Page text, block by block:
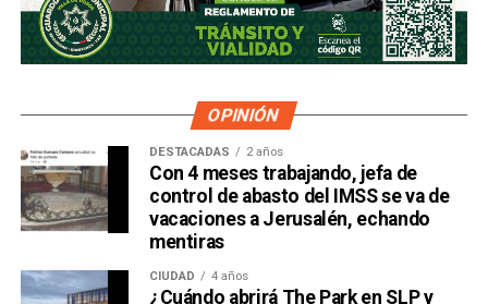
OPINIÓN
DESTACADAS 2 años
Con 4 meses trabajando, jefa de
control de abasto del IMSS se va de
vacaciones a Jerusalén, echando
mentiras
CIUDAD 4 años
¿Cuándo abrirá The Park en SLP y